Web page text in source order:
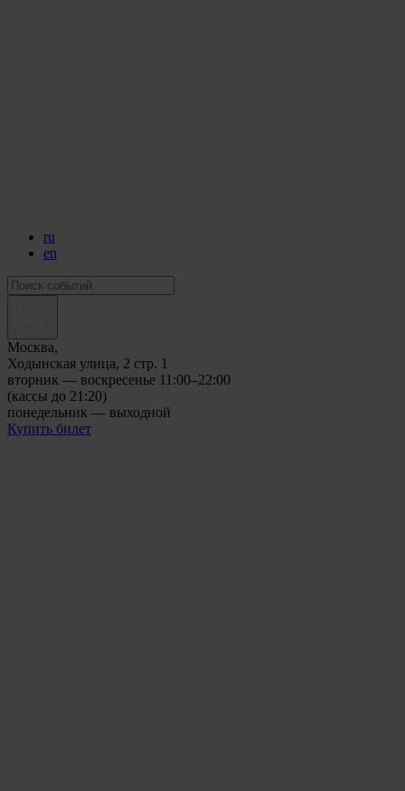
ru
en
Москва,
Ходынская улица, 2 стр. 1
вторник — воскресенье 11:00–22:00
(кассы до 21:20)
понедельник — выходной
Купить билет